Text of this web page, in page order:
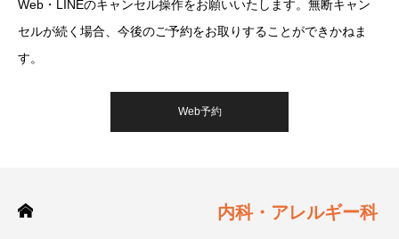
Web・LINEのキャンセル操作をお願いいたします。無断キャン
セルが続く場合、今後のご予約をお取りすることができかねま
す。
Web予約
内科・アレルギー科